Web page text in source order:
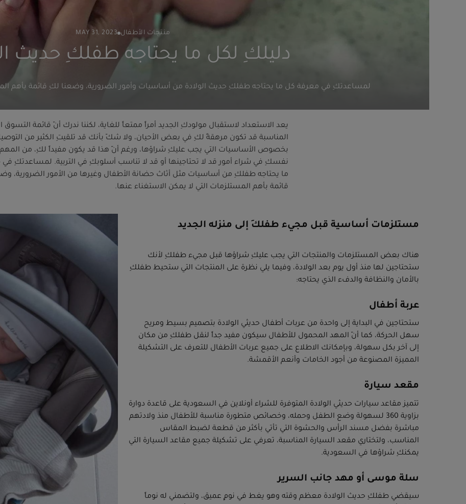
منتجات الأطفال MAY 31, 2023
دليلكِ لكل ما يحتاجه طفلكِ حديث
لمساعدتكِ في معرفة كل ما يحتاجه طفلكِ حديث الولادة من أساسيات وأمور الضرورية، وضعنا لكِ قائمة بأهم
يعد الاستعداد لاستقبال مولودكِ الجديد أمراً ممتعاً للغاية، لكننا ندرك أنّ قائمة
المناسبة قد تكون مرهقةً لكِ في بعض الأحيان، ولا شكّ بأنك قد تلقيتِ الكثير من
بخصوص الأساسيات التي يجب عليكِ شراؤها، ورغم أنّ هذا قد يكون مفيداً لكِ، من المهم
نفسكِ في شراء أمور قد لا تحتاجينها أو قد لا تناسب أسلوبكِ في التربية. لمساعدتكِ
ما يحتاجه طفلكِ من أساسيات مثل أثاث حضانة الأطفال وغيرها من الأمور الضرورية،
قائمة بأهم المستلزمات التي لا يمكن الاستغناء عنها.
مستلزمات أساسية قبل مجيء طفلكِ إلى منزله الجديد
هناك بعض المستلزمات والمنتجات التي يجب عليكِ شراؤها قبل مجيء طفلكِ لأنك
ستحتاجين لها منذ أول يوم بعد الولادة، وفيما يلي نظرة على المنتجات التي ستحيط طفلكِ
بالأمان والنظافة والدفء الذي يحتاجه:
عربة أطفال
ستحتاجين في البداية إلى واحدة من عربات أطفال حديثي الولادة بتصميم بسيط ومريح
سهل الحركة، كما أنّ المهد المحمول للأطفال سيكون مفيد جداً لنقل طفلكِ من مكان
إلى آخر بكل سهولة، وبإمكانك الاطلاع على جميع عربات الأطفال للتعرف على التشكيلة
المميزة المصنوعة من أجود الخامات وأنعم الأقمشة.
مقعد سيارة
تتميز مقاعد سيارات حديثي الولادة المتوفرة للشراء أونلاين في السعودية على قاعدة دوارة
بزاوية 360 لسهولة وضع الطفل وحمله، وخصائص متطورة مناسبة للأطفال منذ ولادتهم
مباشرة بفضل مسند الرأس والحشوة التي تأتي بأكثر من قطعة لضبط المقاس
المناسب، ولتختاري مقعد السيارة المناسبة، تعرفي على تشكيلة جميع مقاعد السيارة التي
يمكنكِ شراؤها في السعودية.
سلة موسى أو مهد جانب السرير
سيقضي طفلكِ حديث الولادة معظم وقته وهو يغط في نومٍ عميق، ولتضمني له نوماً